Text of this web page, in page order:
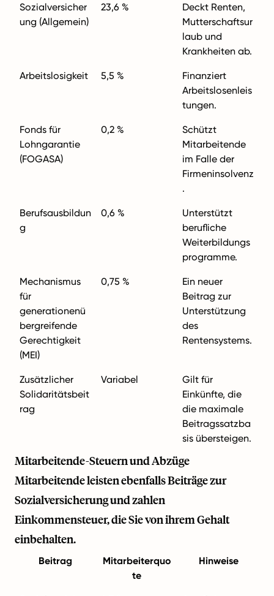
Sozialversicher
ung (Allgemein)
23,6 %
Deckt Renten,
Mutterschaftsur
laub und
Krankheiten ab.
Arbeitslosigkeit 5,5 %
Finanziert
Arbeitslosenleis
tungen.
Fonds für
Lohngarantie
(FOGASA)
0,2 %
Schützt
Mitarbeitende
im Falle der
Firmeninsolvenz
.
Berufsausbildun
g
0,6 %
Unterstützt
berufliche
Weiterbildungs
programme.
Mechanismus
für
generationenü
bergreifende
Gerechtigkeit
(MEI)
0,75 %
Ein neuer
Beitrag zur
Unterstützung
des
Rentensystems.
Zusätzlicher
Solidaritätsbeit
rag
Variabel
Gilt für
Einkünfte, die
die maximale
Beitragssatzba
sis übersteigen.
Mitarbeitende-Steuern und Abzüge
Mitarbeitende leisten ebenfalls Beiträge zur
Sozialversicherung und zahlen
Einkommensteuer, die Sie von ihrem Gehalt
einbehalten.
Beitrag
Mitarbeiterquo
te
Hinweise